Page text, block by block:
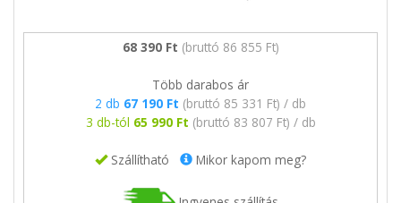
68 390 Ft (bruttó 86 855 Ft)
Több darabos ár
2 db 67 190 Ft (bruttó 85 331 Ft) / db
3 db-tól 65 990 Ft (bruttó 83 807 Ft) / db
Szállítható Mikor kapom meg?